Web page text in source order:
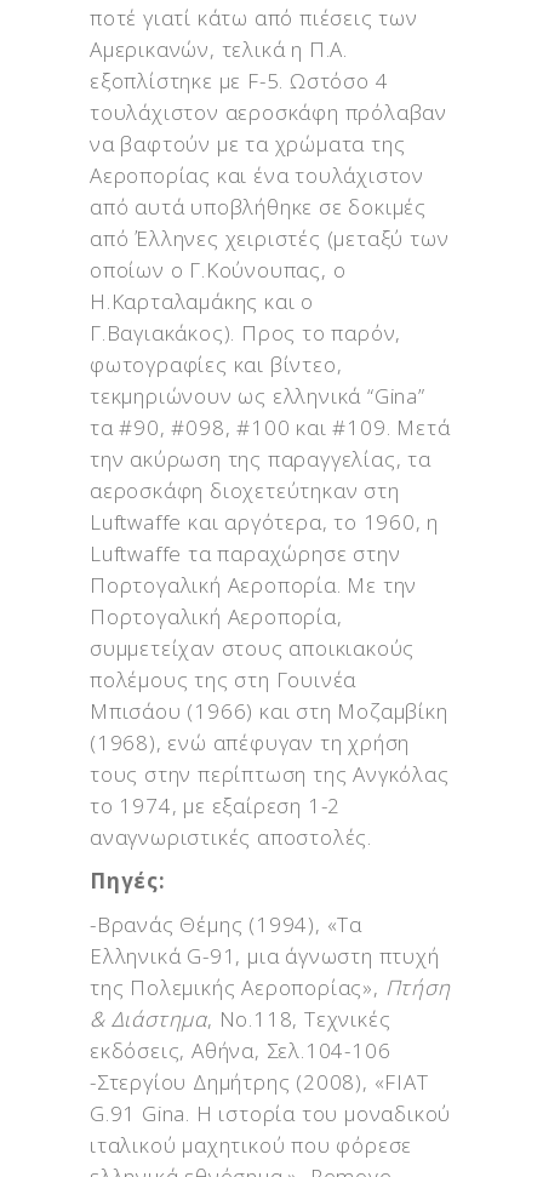
ποτέ γιατί κάτω από πιέσεις των
Αμερικανών, τελικά η Π.Α.
εξοπλίστηκε με F-5. Ωστόσο 4
τουλάχιστον αεροσκάφη πρόλαβαν
να βαφτούν με τα χρώματα της
Αεροπορίας και ένα τουλάχιστον
από αυτά υποβλήθηκε σε δοκιμές
από Έλληνες χειριστές (μεταξύ των
οποίων ο Γ.Κούνουπας, ο
Η.Καρταλαμάκης και ο
Γ.Βαγιακάκος). Προς το παρόν,
φωτογραφίες και βίντεο,
τεκμηριώνουν ως ελληνικά “Gina”
τα #90, #098, #100 και #109. Μετά
την ακύρωση της παραγγελίας, τα
αεροσκάφη διοχετεύτηκαν στη
Luftwaffe και αργότερα, το 1960, η
Luftwaffe τα παραχώρησε στην
Πορτογαλική Αεροπορία. Με την
Πορτογαλική Αεροπορία,
συμμετείχαν στους αποικιακούς
πολέμους της στη Γουινέα
Μπισάου (1966) και στη Μοζαμβίκη
(1968), ενώ απέφυγαν τη χρήση
τους στην περίπτωση της Ανγκόλας
το 1974, με εξαίρεση 1-2
αναγνωριστικές αποστολές.
Πηγές:
-Βρανάς Θέμης (1994), «Τα
Ελληνικά G-91, μια άγνωστη πτυχή
της Πολεμικής Αεροπορίας», Πτήση
& Διάστημα, Νο.118, Τεχνικές
εκδόσεις, Αθήνα, Σελ.104-106
-Στεργίου Δημήτρης (2008), «FIAT
G.91 Gina. Η ιστορία του μοναδικού
ιταλικού μαχητικού που φόρεσε